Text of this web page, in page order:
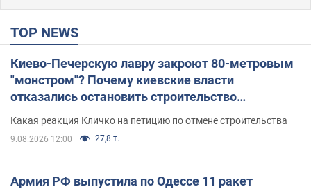
TOP NEWS
Киево-Печерскую лавру закроют 80-метровым
"монстром"? Почему киевские власти
отказались остановить строительство
Какая реакция Кличко на петицию по отмене строительства
9.08.2026 12:00 27,8 т.
Армия РФ выпустила по Одессе 11 ракет